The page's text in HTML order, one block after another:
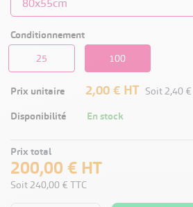
Conditionnement
25
100
Prix unitaire 2,00 € HT Soit2,40 €
Disponibilité
En stock
Prix total
200,00 € HT
Soit240,00 € TTC